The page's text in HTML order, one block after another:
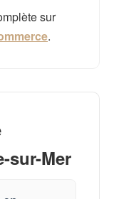
sur
.
sur-Mer